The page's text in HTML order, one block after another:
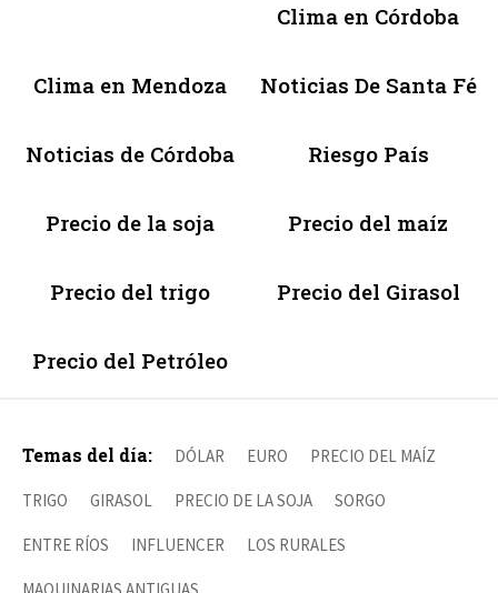
Clima en Córdoba
Clima en Mendoza Noticias De Santa Fé
Noticias de Córdoba Riesgo País
Precio de la soja Precio del maíz
Precio del trigo Precio del Girasol
Precio del Petróleo
Temas del día: DÓLAR EURO PRECIO DEL MAÍZ
TRIGO GIRASOL PRECIO DE LA SOJA SORGO
ENTRE RÍOS INFLUENCER LOS RURALES
MAQUINARIAS ANTIGUAS